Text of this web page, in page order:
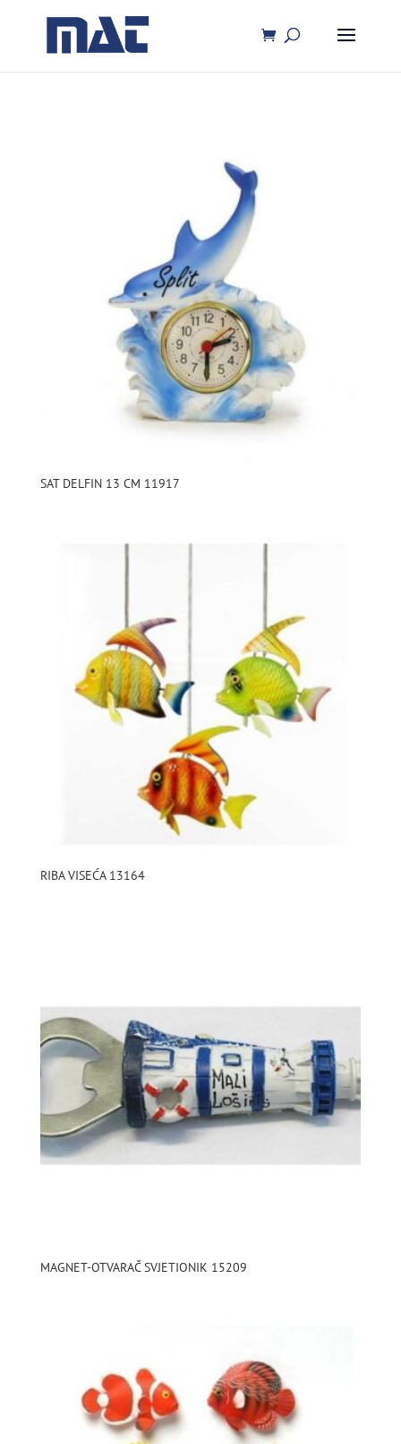
SAT DELFIN 13 CM 11917
RIBA VISEĆA 13164
MAGNET-OTVARAČ SVJETIONIK 15209